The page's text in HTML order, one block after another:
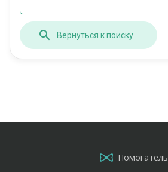
Вернуться к поиску
Помогатель